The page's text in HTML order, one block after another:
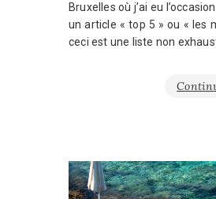
Bruxelles où j’ai eu
un article « top 5 » ou « les
ceci est une liste non